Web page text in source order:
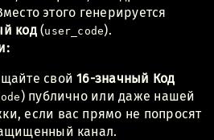
этого генерируется
код(user_code).
свой16-значный Код
) публично или даже нашей
если вас прямо не попросят
канал.